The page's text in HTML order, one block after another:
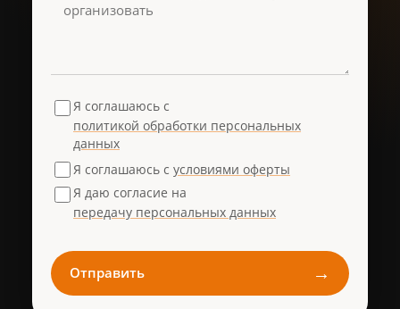
Я соглашаюсь с
политикой обработки персональных
данных
Я соглашаюсь с условиями оферты
Я даю согласие на
передачу персональных данных
Отправить →